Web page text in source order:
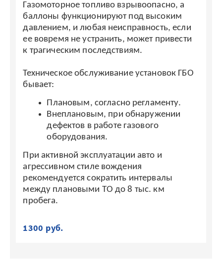
Газомоторное топливо взрывоопасно, а
баллоны функционируют под высоким
давлением, и любая неисправность, если
ее вовремя не устранить, может привести
к трагическим последствиям.
Техническое обслуживание установок ГБО
бывает:
Плановым, согласно регламенту.
Внеплановым, при обнаружении
дефектов в работе газового
оборудования.
При активной эксплуатации авто и
агрессивном стиле вождения
рекомендуется сократить интервалы
между плановыми ТО до 8 тыс. км
пробега.
1300 руб.